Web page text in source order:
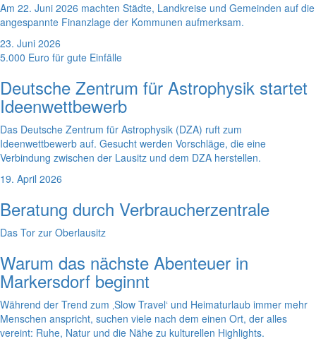
Am 22. Juni 2026 machten Städte, Landkreise und Gemeinden auf die
angespannte Finanzlage der Kommunen aufmerksam.
23. Juni 2026
5.000 Euro für gute Einfälle
Deutsche Zentrum für Astrophysik startet
Ideenwettbewerb
Das Deutsche Zentrum für Astrophysik (DZA) ruft zum
Ideenwettbewerb auf. Gesucht werden Vorschläge, die eine
Verbindung zwischen der Lausitz und dem DZA herstellen.
19. April 2026
Beratung durch Verbraucherzentrale
Das Tor zur Oberlausitz
Warum das nächste Abenteuer in
Markersdorf beginnt
Während der Trend zum ‚Slow Travel‘ und Heimaturlaub immer mehr
Menschen anspricht, suchen viele nach dem einen Ort, der alles
vereint: Ruhe, Natur und die Nähe zu kulturellen Highlights.